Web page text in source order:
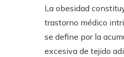
La obesidad
trastorno médico
se define por la
excesiva de tejido